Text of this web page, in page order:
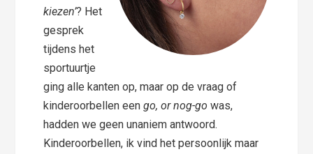
kiezen’? Het
gesprek
tijdens het
sportuurtje
ging alle kanten op, maar op de vraag of
kinderoorbellen eengo, or nog-go was,
hadden we geen unaniem antwoord.
Kinderoorbellen, ik vind het persoonlijk maar